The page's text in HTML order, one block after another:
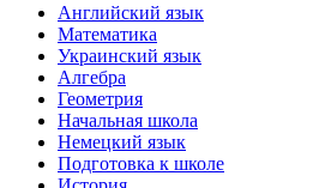
Английский язык
Математика
Украинский язык
Алгебра
Геометрия
Начальная школа
Немецкий язык
Подготовка к школе